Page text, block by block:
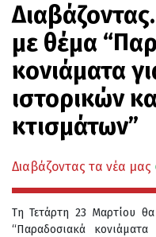
με θέμα
κονιάματα
ιστορικών
κτισμάτων”
Διαβάζοντας τα νέα μας
Τη Τετάρτη 23 Μαρτίου θα
“Παραδοσιακά